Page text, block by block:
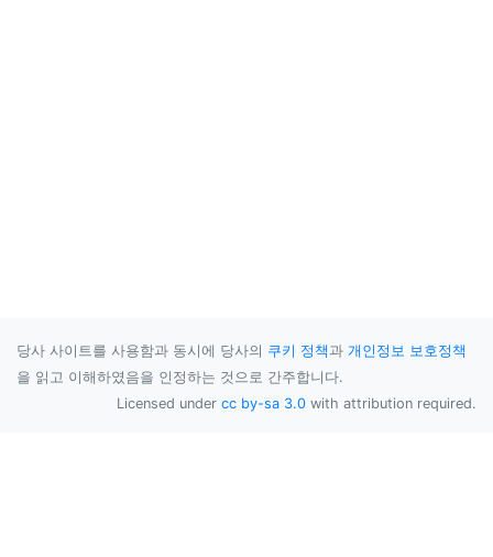
당사 사이트를 사용함과 동시에 당사의 쿠키 정책과 개인정보 보호정책
을 읽고 이해하였음을 인정하는 것으로 간주합니다.
Licensed under cc by-sa 3.0 with attribution required.